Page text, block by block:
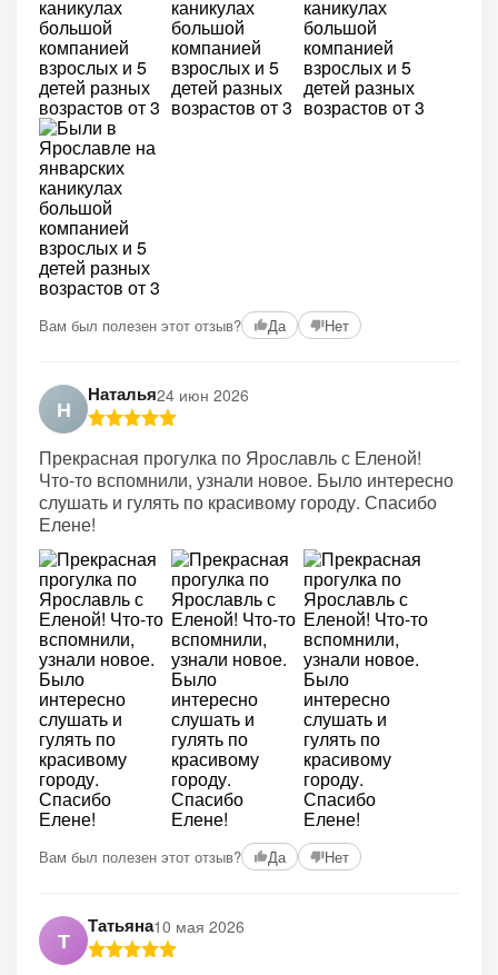
Вам был полезен этот отзыв? Да Нет
Н
Наталья24 июн 2026
Прекрасная прогулка по Ярославль с Еленой!
Что-то вспомнили, узнали новое. Было интересно
слушать и гулять по красивому городу. Спасибо
Елене!
Вам был полезен этот отзыв? Да Нет
Т
Татьяна10 мая 2026